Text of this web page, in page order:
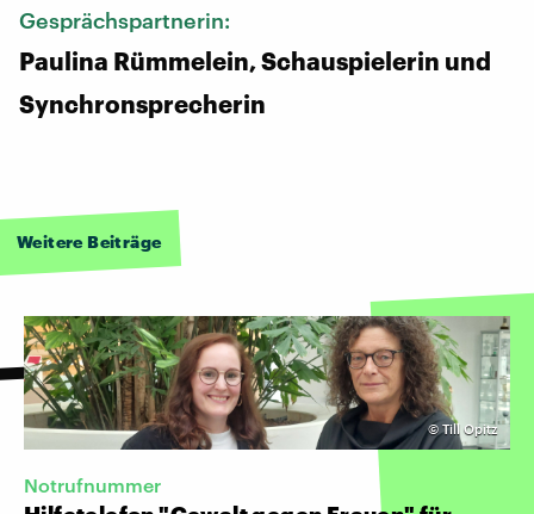
Gesprächspartnerin:
Paulina Rümmelein, Schauspielerin und
Synchronsprecherin
Weitere Beiträge
© Till Opitz
Notrufnummer